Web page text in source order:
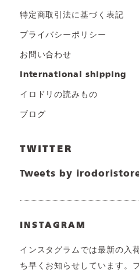
特定商取引法に基づく表記
プライバシーポリシー
お問い合わせ
international shipping
イロドリの読みもの
ブログ
TWITTER
Tweets by
INSTAGRAM
インスタグラムでは最新の入
ち早くお知らせしています。